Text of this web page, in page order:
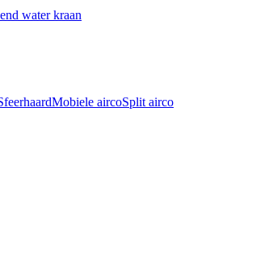
water kraan
Mobiele aircoSplit airco